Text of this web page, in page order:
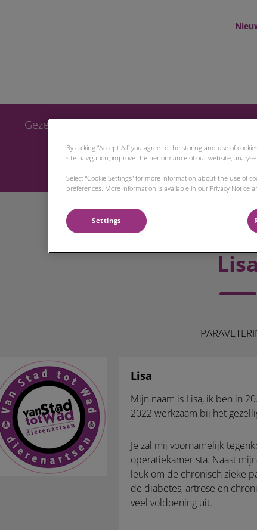
Gezelschapsdieren
Lisa
Lisa
Mijn naam is Lisa, ik ben in
2022 werkzaam bij het
Je zal mij voornamelijk
operatiekamer sta. Naast
leuk om de chronisch zieke
de diabetes, artrose en
veel voldoening uit.
By clicking “Accept All” you agree to the storing and use of
site navigation, improve the performance of our website,
Select “Cookie Settings” for more information about the use of
preferences. More information is available in our Privacy Notice
Settings